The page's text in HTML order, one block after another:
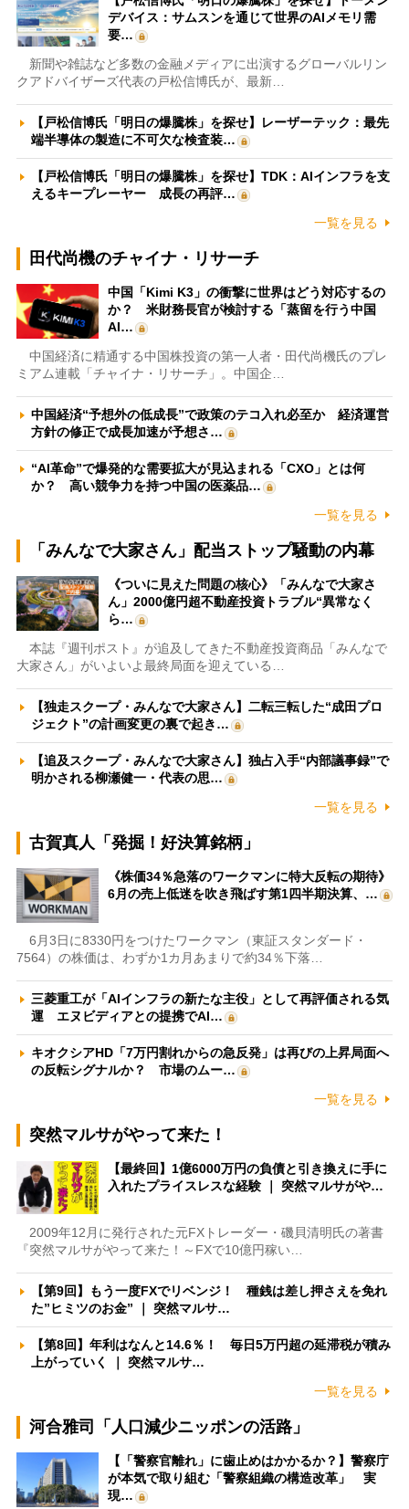
デバイス：サムスンを通じて世界のAIメモリ需
要…
新聞や雑誌など多数の金融メディアに出演するグローバルリン
クアドバイザーズ代表の戸松信博氏が、最新…
【戸松信博氏「明日の爆騰株」を探せ】レーザーテック：最先
端半導体の製造に不可欠な検査装…
【戸松信博氏「明日の爆騰株」を探せ】TDK：AIインフラを支
えるキープレーヤー 成長の再評…
一覧を見る
田代尚機のチャイナ・リサーチ
中国「Kimi K3」の衝撃に世界はどう対応するの
か？ 米財務長官が検討する「蒸留を行う中国
AI…
中国経済に精通する中国株投資の第一人者・田代尚機氏のプレ
ミアム連載「チャイナ・リサーチ」。中国企…
中国経済“予想外の低成長”で政策のテコ入れ必至か 経済運営
方針の修正で成長加速が予想さ…
“AI革命”で爆発的な需要拡大が見込まれる「CXO」とは何
か？ 高い競争力を持つ中国の医薬品…
一覧を見る
「みんなで大家さん」配当ストップ騒動の内幕
《ついに見えた問題の核心》「みんなで大家さ
ん」2000億円超不動産投資トラブル“異常なく
ら…
本誌『週刊ポスト』が追及してきた不動産投資商品「みんなで
大家さん」がいよいよ最終局面を迎えている…
【独走スクープ・みんなで大家さん】二転三転した“成田プロ
ジェクト”の計画変更の裏で起き…
【追及スクープ・みんなで大家さん】独占入手“内部議事録”で
明かされる柳瀬健一・代表の思…
一覧を見る
古賀真人「発掘！好決算銘柄」
《株価34％急落のワークマンに特大反転の期待》
6月の売上低迷を吹き飛ばす第1四半期決算、…
6月3日に8330円をつけたワークマン（東証スタンダード・
7564）の株価は、わずか1カ月あまりで約34％下落…
三菱重工が「AIインフラの新たな主役」として再評価される気
運 エヌビディアとの提携でAI…
キオクシアHD「7万円割れからの急反発」は再びの上昇局面へ
の反転シグナルか？ 市場のムー…
一覧を見る
突然マルサがやって来た！
【最終回】1億6000万円の負債と引き換えに手に
入れたプライスレスな経験 ｜ 突然マルサがや…
2009年12月に発行された元FXトレーダー・磯貝清明氏の著書
『突然マルサがやって来た！～FXで10億円稼い…
【第9回】もう一度FXでリベンジ！ 種銭は差し押さえを免れ
た”ヒミツのお金” ｜ 突然マルサ…
【第8回】年利はなんと14.6％！ 毎日5万円超の延滞税が積み
上がっていく ｜ 突然マルサ…
一覧を見る
河合雅司「人口減少ニッポンの活路」
【「警察官離れ」に歯止めはかかるか？】警察庁
が本気で取り組む「警察組織の構造改革」 実
現…